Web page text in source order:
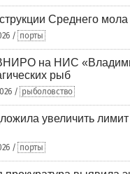
Среднего
/ порты
на НИС
рыб
/ рыболовство
увеличить лимит
/ порты